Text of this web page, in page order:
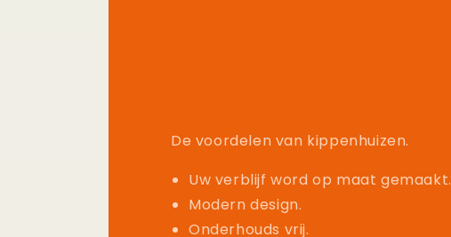
De voordelen van kippenhuizen.
Uw verblijf word op maat gemaakt.
Modern design.
Onderhouds vrij.